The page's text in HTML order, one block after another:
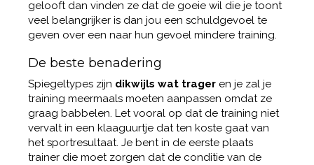
gelooft dan vinden ze dat de goeie wil die je toont
veel belangrijker is dan jou een schuldgevoel te
geven over een naar hun gevoel mindere training.
De beste benadering
Spiegeltypes zijn dikwijls wat trager en je zal je
training meermaals moeten aanpassen omdat ze
graag babbelen. Let vooral op dat de training niet
vervalt in een klaaguurtje dat ten koste gaat van
het sportresultaat. Je bent in de eerste plaats
trainer die moet zorgen dat de conditie van de